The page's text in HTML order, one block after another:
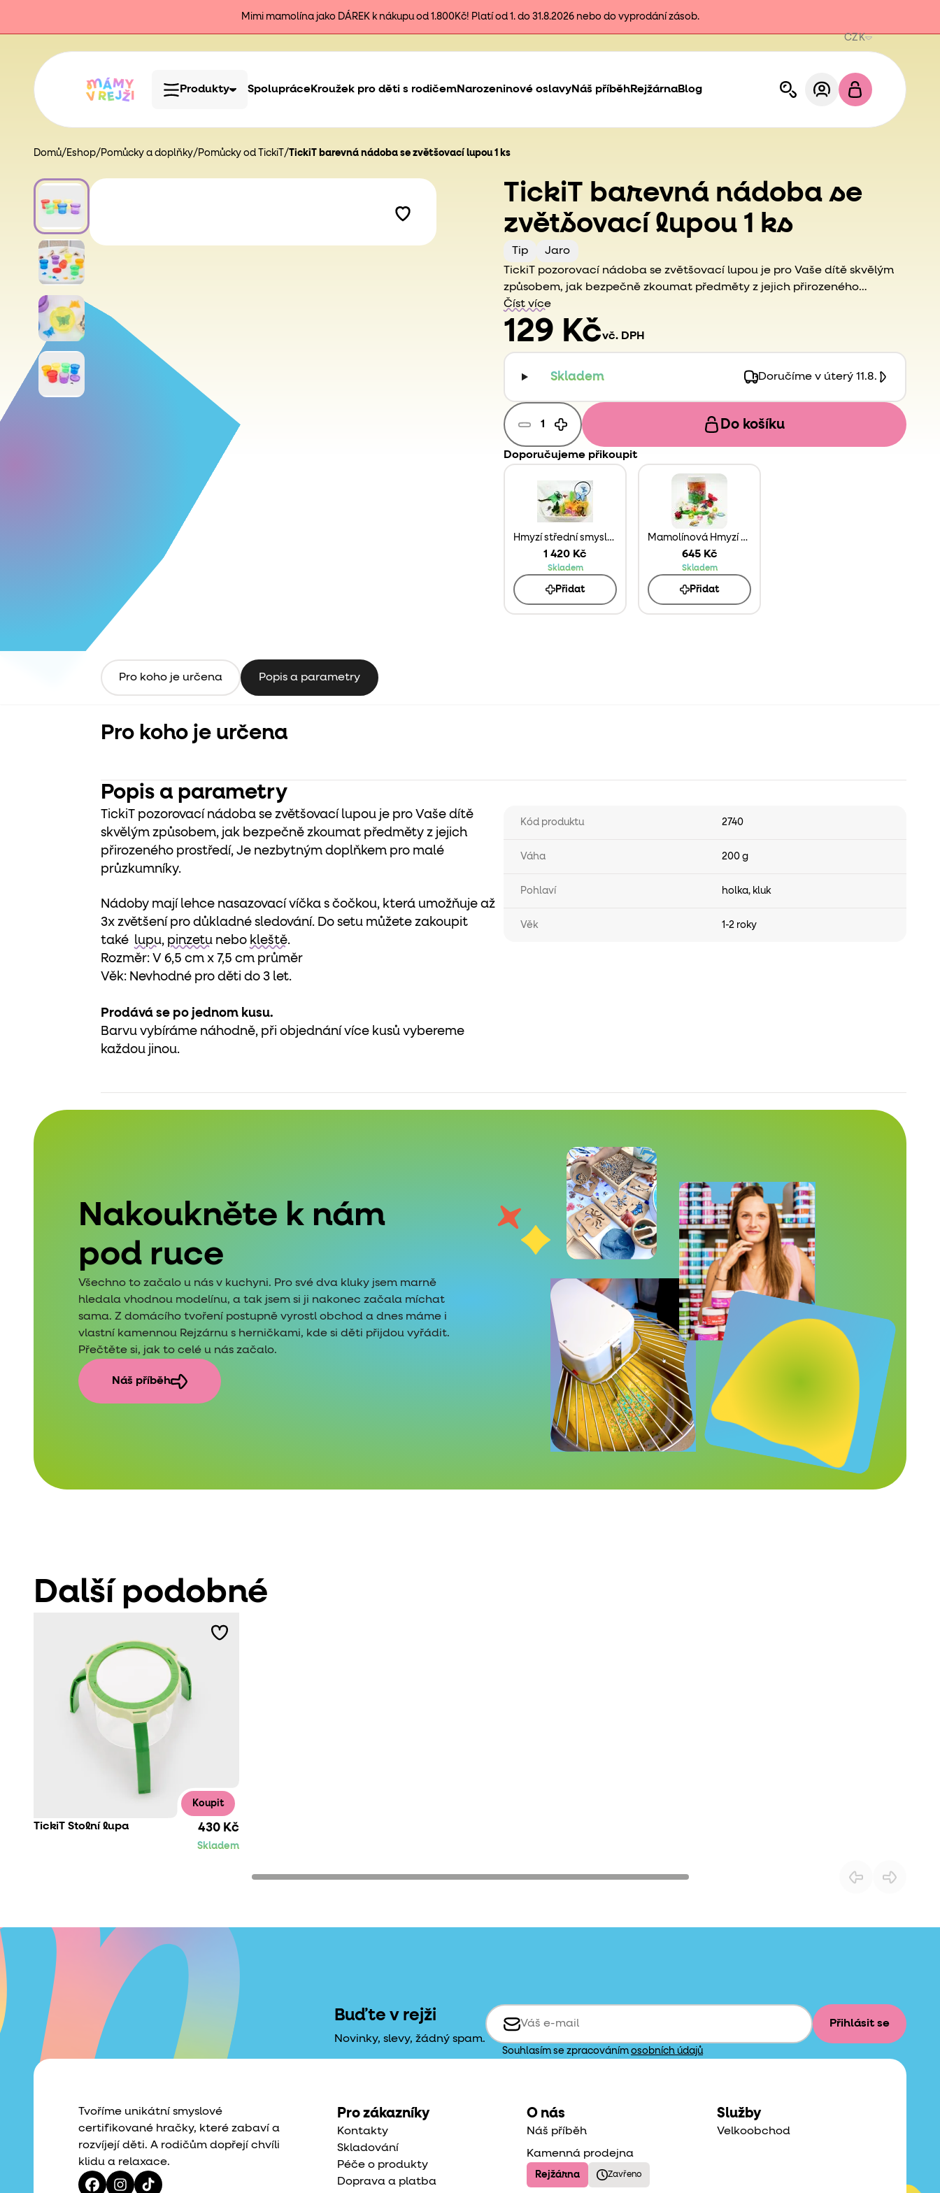
Mimi mamolína jako DÁREK k nákupu od 1.800Kč! Platí od 1. do 31.8.2026 nebo do vyprodání zásob.
CZK
Produkty SpolupráceKroužek pro děti s rodičemNarozeninové oslavyNáš příběhRejžárnaBlog
Domů/ Eshop/ Pomůcky a doplňky/ Pomůcky od TickiT /TickiT barevná nádoba se zvětšovací lupou 1 ks
TickiT barevná nádoba se
zvětšovací lupou 1 ks
Tip
Jaro
TickiT pozorovací nádoba se zvětšovací lupou je pro Vaše dítě skvělým
způsobem, jak bezpečně zkoumat předměty z jejich přirozeného
prostředí, Je nezbytným doplňkem pro malé průzkumníky.
Číst více
129 Kčvč. DPH
Skladem Doručíme v úterý 11.8.
Do košíku
Doporučujeme přikoupit
Hmyzí střední smyslobox
1 420 Kč
Skladem
Přidat
Mamolínová Hmyzí dóza
645 Kč
Skladem
Přidat
Pro koho je určena Popis a parametry
Pro koho je určena
Popis a parametry
TickiT pozorovací nádoba se zvětšovací lupou je pro Vaše dítě
skvělým způsobem, jak bezpečně zkoumat předměty z jejich
přirozeného prostředí, Je nezbytným doplňkem pro malé
průzkumníky.
Nádoby mají lehce nasazovací víčka s čočkou, která umožňuje až
3x zvětšení pro důkladné sledování. Do setu můžete zakoupit
také lupu, pinzetu nebo kleště.
Rozměr: V 6,5 cm x 7,5 cm průměr
Věk: Nevhodné pro děti do 3 let.
Prodává se po jednom kusu.
Barvu vybíráme náhodně, při objednání více kusů vybereme
každou jinou.
Kód produktu 2740
Váha 200 g
Pohlaví holka, kluk
Věk 1-2 roky
Nakoukněte k nám
pod ruce
Všechno to začalo u nás v kuchyni. Pro své dva kluky jsem marně
hledala vhodnou modelínu, a tak jsem si ji nakonec začala míchat
sama. Z domácího tvoření postupně vyrostl obchod a dnes máme i
vlastní kamennou Rejzárnu s herničkami, kde si děti přijdou vyřádit.
Přečtěte si, jak to celé u nás začalo.
Náš příběh
Další podobné
Koupit
TickiT Stolní lupa 430 Kč
Skladem
Buďte v rejži
Novinky, slevy, žádný spam.
Přihlásit se
Souhlasím se zpracováním osobních údajů
Tvoříme unikátní smyslové
certifikované hračky, které zabaví a
rozvíjejí děti. A rodičům dopřejí chvíli
klidu a relaxace.
Pro zákazníky
Kontakty
Skladování
Péče o produkty
Doprava a platba
O nás
Náš příběh
Kamenná prodejna
Rejžárna Zavřeno
Služby
Velkoobchod